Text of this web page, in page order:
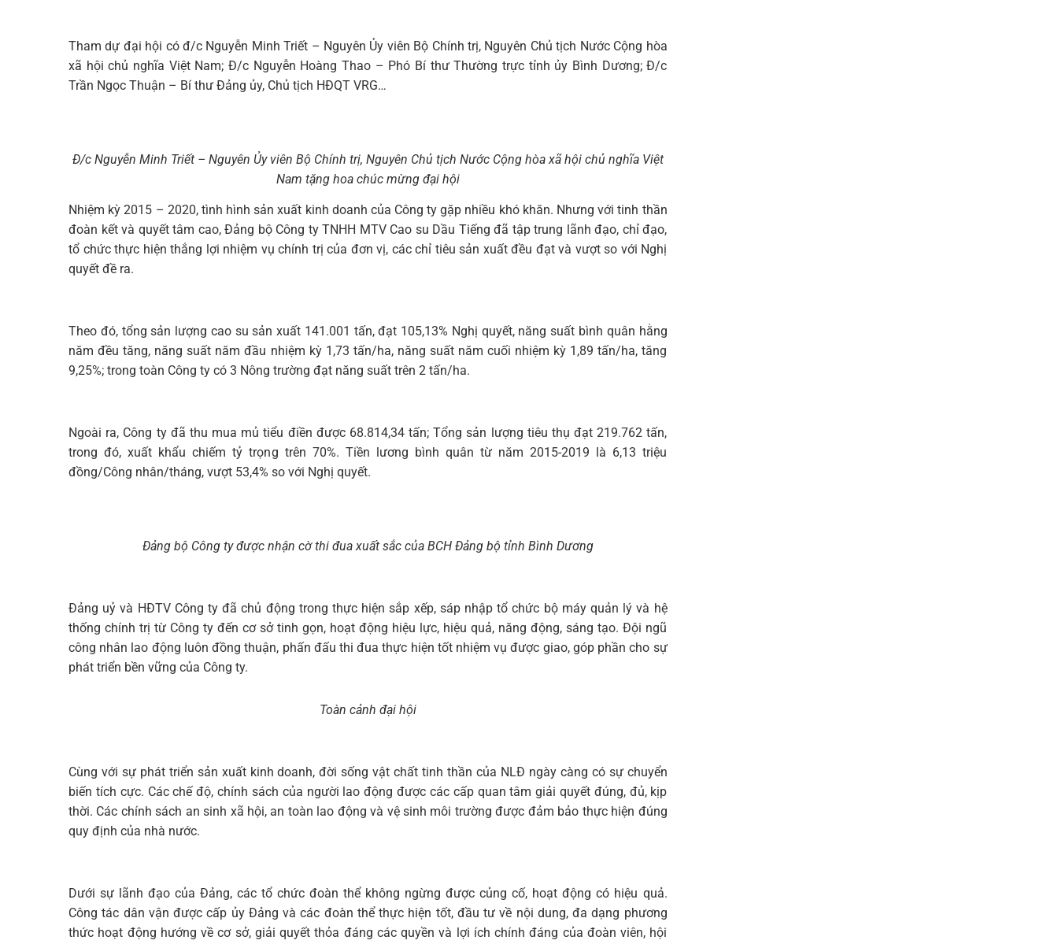
Tham dự đại hội có đ/c Nguyễn Minh Triết – Nguyên Ủy viên Bộ Chính trị, Nguyên Chủ tịch Nước Cộng hòa
xã hội chủ nghĩa Việt Nam; Đ/c Nguyễn Hoàng Thao – Phó Bí thư Thường trực tỉnh ủy Bình Dương; Đ/c
Trần Ngọc Thuận – Bí thư Đảng ủy, Chủ tịch HĐQT VRG…
Đ/c Nguyễn Minh Triết – Nguyên Ủy viên Bộ Chính trị, Nguyên Chủ tịch Nước Cộng hòa xã hội chủ nghĩa Việt
Nam tặng hoa chúc mừng đại hội
Nhiệm kỳ 2015 – 2020, tình hình sản xuất kinh doanh của Công ty gặp nhiều khó khăn. Nhưng với tinh thần
đoàn kết và quyết tâm cao, Đảng bộ Công ty TNHH MTV Cao su Dầu Tiếng đã tập trung lãnh đạo, chỉ đạo,
tổ chức thực hiện thắng lợi nhiệm vụ chính trị của đơn vị, các chỉ tiêu sản xuất đều đạt và vượt so với Nghị
quyết đề ra.
Theo đó, tổng sản lượng cao su sản xuất 141.001 tấn, đạt 105,13% Nghị quyết, năng suất bình quân hằng
năm đều tăng, năng suất năm đầu nhiệm kỳ 1,73 tấn/ha, năng suất năm cuối nhiệm kỳ 1,89 tấn/ha, tăng
9,25%; trong toàn Công ty có 3 Nông trường đạt năng suất trên 2 tấn/ha.
Ngoài ra, Công ty đã thu mua mủ tiểu điền được 68.814,34 tấn; Tổng sản lượng tiêu thụ đạt 219.762 tấn,
trong đó, xuất khẩu chiếm tỷ trọng trên 70%. Tiền lương bình quân từ năm 2015-2019 là 6,13 triệu
đồng/Công nhân/tháng, vượt 53,4% so với Nghị quyết.
Đảng bộ Công ty được nhận cờ thi đua xuất sắc của BCH Đảng bộ tỉnh Bình Dương
Đảng uỷ và HĐTV Công ty đã chủ động trong thực hiện sắp xếp, sáp nhập tổ chức bộ máy quản lý và hệ
thống chính trị từ Công ty đến cơ sở tinh gọn, hoạt động hiệu lực, hiệu quả, năng động, sáng tạo. Đội ngũ
công nhân lao động luôn đồng thuận, phấn đấu thi đua thực hiện tốt nhiệm vụ được giao, góp phần cho sự
phát triển bền vững của Công ty.
Toàn cảnh đại hội
Cùng với sự phát triển sản xuất kinh doanh, đời sống vật chất tinh thần của NLĐ ngày càng có sự chuyển
biến tích cực. Các chế độ, chính sách của người lao động được các cấp quan tâm giải quyết đúng, đủ, kịp
thời. Các chính sách an sinh xã hội, an toàn lao động và vệ sinh môi trường được đảm bảo thực hiện đúng
quy định của nhà nước.
Dưới sự lãnh đạo của Đảng, các tổ chức đoàn thể không ngừng được củng cố, hoạt động có hiệu quả.
Công tác dân vận được cấp ủy Đảng và các đoàn thể thực hiện tốt, đầu tư về nội dung, đa dạng phương
thức hoạt động hướng về cơ sở, giải quyết thỏa đáng các quyền và lợi ích chính đáng của đoàn viên, hội
kiếm...